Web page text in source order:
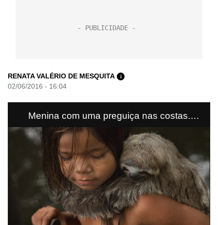
RENATA VALÉRIO DE MESQUITA i
02/06/2016 - 16:04
Menina com uma preguiça nas costas.
Caboclos ribeirinhos costumam pegar filhotes
na mata para servir como bichos de
estimação